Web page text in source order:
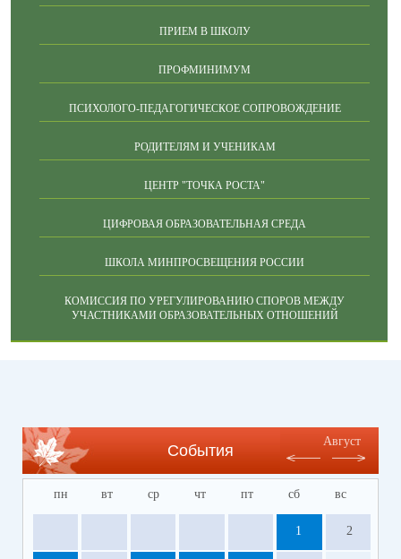
ПРИЕМ В ШКОЛУ
ПРОФМИНИМУМ
ПСИХОЛОГО-ПЕДАГОГИЧЕСКОЕ СОПРОВОЖДЕНИЕ
РОДИТЕЛЯМ И УЧЕНИКАМ
ЦЕНТР "ТОЧКА РОСТА"
ЦИФРОВАЯ ОБРАЗОВАТЕЛЬНАЯ СРЕДА
ШКОЛА МИНПРОСВЕЩЕНИЯ РОССИИ
КОМИССИЯ ПО УРЕГУЛИРОВАНИЮ СПОРОВ МЕЖДУ
УЧАСТНИКАМИ ОБРАЗОВАТЕЛЬНЫХ ОТНОШЕНИЙ
События
Август
пн вт ср чт пт сб вс
1 2